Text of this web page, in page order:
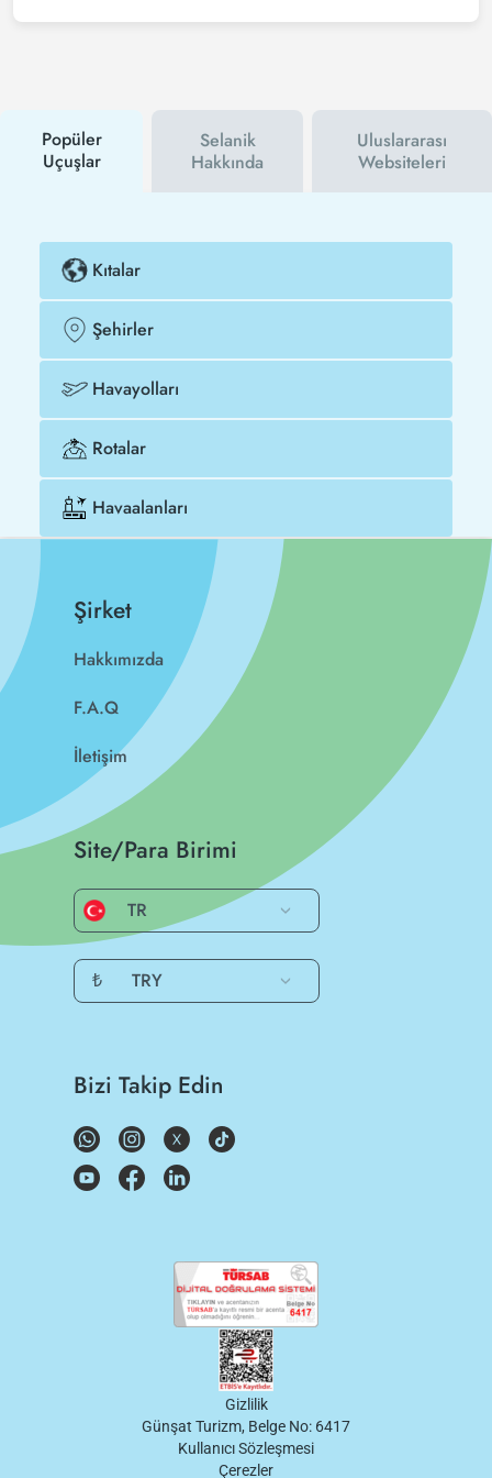
Tezfly haber bültenine üye olabilir veya Tezfly sosyal
satın alabilirsiniz.
Popüler
Uçuşlar
Selanik
Hakkında
Uluslararası
Websiteleri
Kıtalar
Şehirler
Havayolları
Rotalar
Havaalanları
Şirket
Hakkımızda
F.A.Q
İletişim
Site/Para Birimi
TR
₺ TRY
Bizi Takip Edin
Gizlilik
Günşat Turizm, Belge No: 6417
Kullanıcı Sözleşmesi
Çerezler